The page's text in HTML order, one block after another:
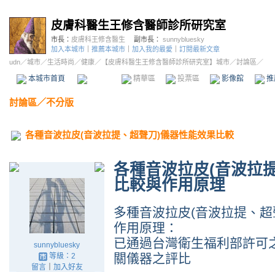
皮膚科醫生王修含醫師診所研究室
市長： 皮膚科王修含醫生 副市長： sunnybluesky
加入本城市
推薦本城市 加入我的最愛
訂閱最新文章
udn／城市／生活時尚 ／健康／ 【皮膚科醫生王修含醫師診所研究室】城市／討論區／
本城市首頁 精華區 投票區 影像館
討論區／不分版
各種音波拉皮(音波拉提、超聲刀)儀器性能效果比較
sunnybluesky
等級：2
留言｜ 加入好友
各種音波拉皮(音波拉
比較與作用原理
多種音波拉皮(音波拉提、
作用原理：
已通過台灣衛生福利部許可
關儀器之評比